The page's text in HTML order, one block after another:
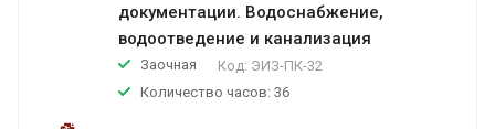
документации. Водоснабжение,
водоотведение и канализация
Заочная Код: ЭИЗ-ПК-32
Количество часов: 36